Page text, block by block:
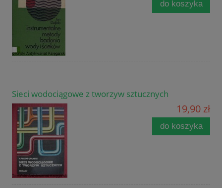
do koszyka
Sieci wodociągowe z tworzyw sztucznych
19,90 zł
do koszyka